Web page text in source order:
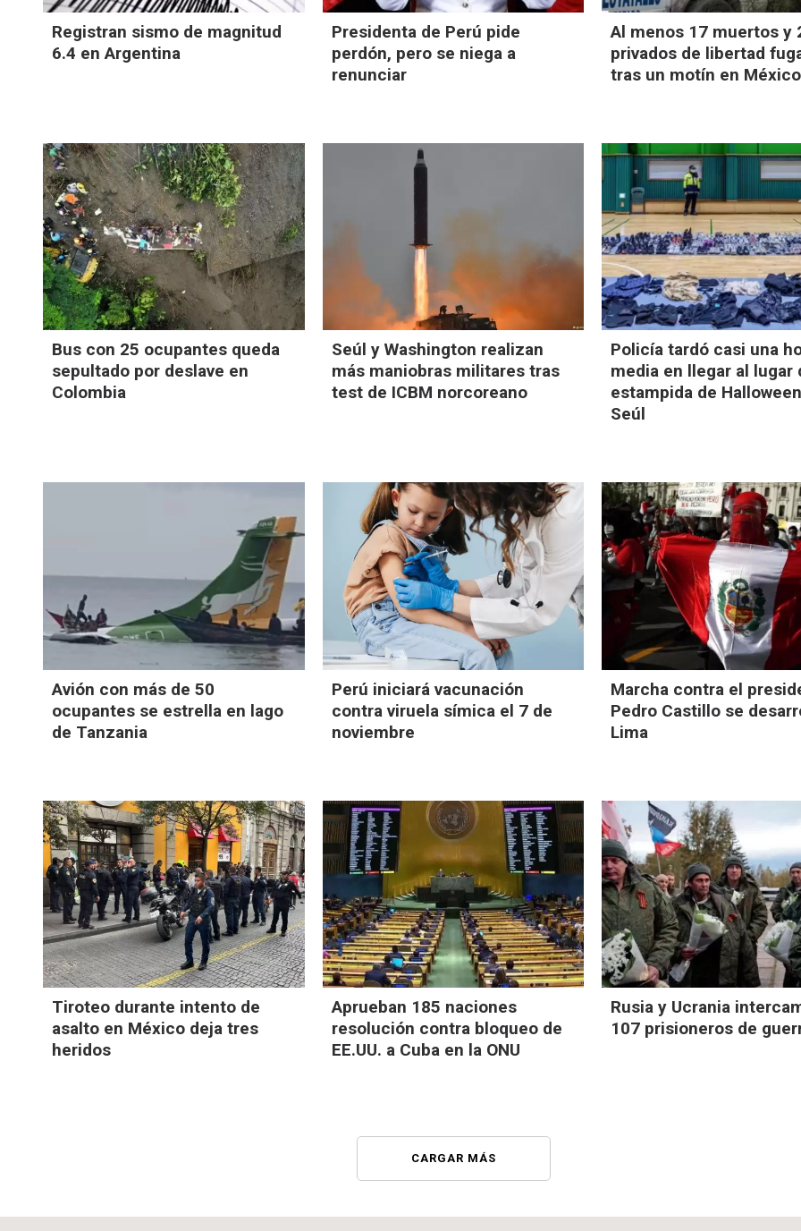
Registran sismo de magnitud
6.4 en Argentina
Presidenta de Perú pide
perdón, pero se niega a
renunciar
Al menos 17 muertos y
privados de libertad
tras un motín en México
Bus con 25 ocupantes queda
sepultado por deslave en
Colombia
Seúl y Washington realizan
más maniobras militares tras
test de ICBM norcoreano
Policía tardó casi una
media en llegar al lugar
estampida de
Seúl
Avión con más de 50
ocupantes se estrella en lago
de Tanzania
Perú iniciará vacunación
contra viruela símica el 7 de
noviembre
Marcha contra el
Pedro Castillo se
Lima
Tiroteo durante intento de
asalto en México deja tres
heridos
Aprueban 185 naciones
resolución contra bloqueo de
EE.UU. a Cuba en la ONU
Rusia y Ucrania
107 prisioneros de
CARGAR MÁS